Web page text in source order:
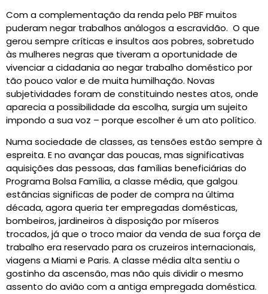
Com a complementação da renda pelo PBF muitos
puderam negar trabalhos análogos a escravidão. O que
gerou sempre críticas e insultos aos pobres, sobretudo
às mulheres negras que tiveram a oportunidade de
vivenciar a cidadania ao negar trabalho doméstico por
tão pouco valor e de muita humilhação. Novas
subjetividades foram de constituindo nestes atos, onde
aparecia a possibilidade da escolha, surgia um sujeito
impondo a sua voz – porque escolher é um ato político.
Numa sociedade de classes, as tensões estão sempre à
espreita. E no avançar das poucas, mas significativas
aquisições das pessoas, das famílias beneficiárias do
Programa Bolsa Família, a classe média, que galgou
estâncias significas de poder de compra na última
década, agora queria ter empregadas domésticas,
bombeiros, jardineiros à disposição por míseros
trocados, já que o troco maior da venda de sua força de
trabalho era reservado para os cruzeiros internacionais,
viagens a Miami e Paris. A classe média alta sentiu o
gostinho da ascensão, mas não quis dividir o mesmo
assento do avião com a antiga empregada doméstica.